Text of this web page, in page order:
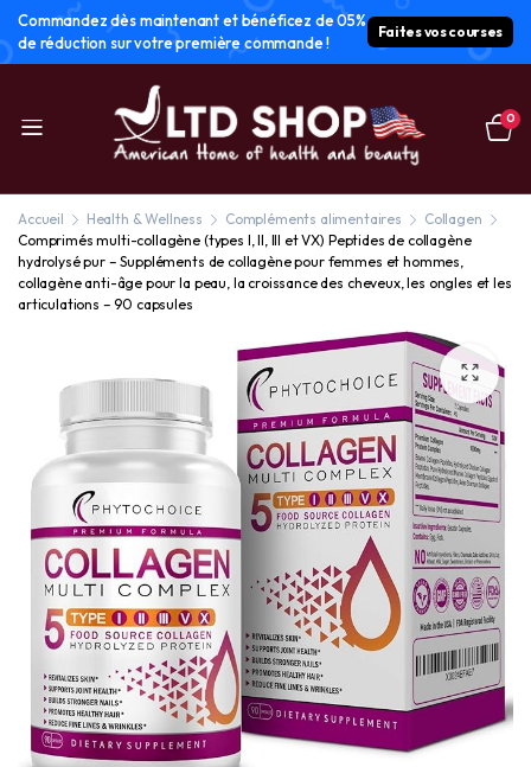
Commandez dès maintenant et bénéficez de 05%
de réduction sur votre première commande !
Faites vos courses
0
Accueil Health & Wellness Compléments alimentaires
Collagen
Comprimés multi-collagène (types I, II, III et VX) Peptides de collagène
hydrolysé pur – Suppléments de collagène pour femmes et hommes,
collagène anti-âge pour la peau, la croissance des cheveux, les ongles et les
articulations – 90 capsules